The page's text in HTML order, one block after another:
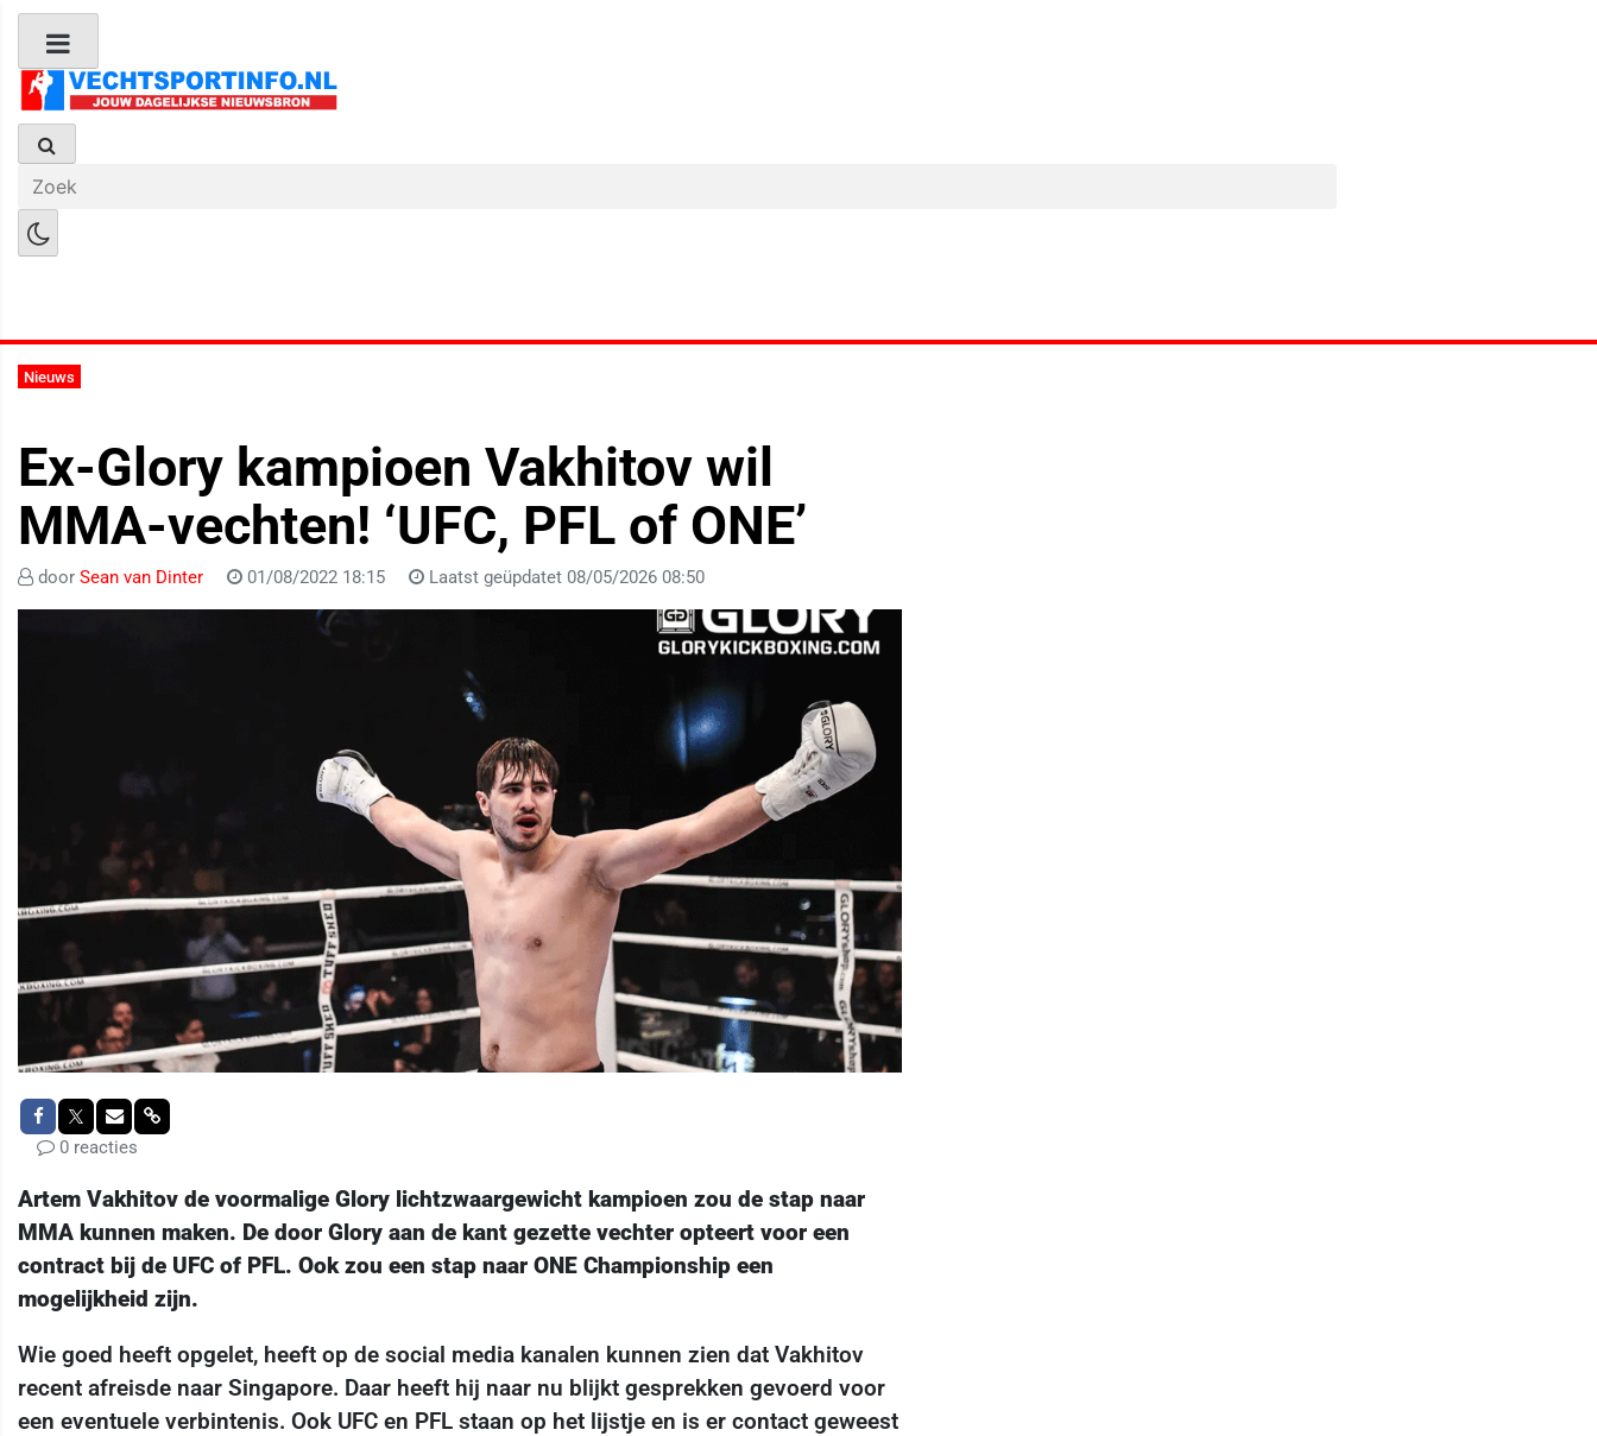
Nieuws
Ex-Glory kampioen Vakhitov wil
MMA-vechten! ‘UFC, PFL of ONE’
door Sean van Dinter 01/08/2022 18:15 Laatst geüpdatet 08/05/2026 08:50
0 reacties
Artem Vakhitov de voormalige Glory lichtzwaargewicht kampioen zou de stap naar
MMA kunnen maken. De door Glory aan de kant gezette vechter opteert voor een
contract bij de UFC of PFL. Ook zou een stap naar ONE Championship een
mogelijkheid zijn.
Wie goed heeft opgelet, heeft op de social media kanalen kunnen zien dat Vakhitov
recent afreisde naar Singapore. Daar heeft hij naar nu blijkt gesprekken gevoerd voor
een eventuele verbintenis. Ook UFC en PFL staan op het lijstje en is er contact geweest